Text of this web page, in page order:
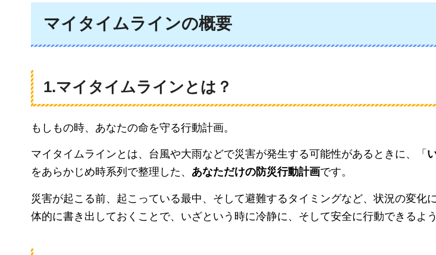
マイタイムラインの概要
1.マイタイムラインとは？
もしもの時、あなたの命を守る行動計画。
マイタイムラインとは、台風や大雨などで災害が発生する可能性があるときに、「
をあらかじめ時系列で整理した、 あなただけの防災行動計画です。
災害が起こる前、起こっている最中、そして避難するタイミングなど、状況の変化
体的に書き出しておくことで、いざという時に冷静に、そして安全に行動できるよ